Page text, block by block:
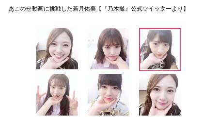
あごのせ動画に挑戦した若月佑美【『乃木撮』公式ツイッターより】